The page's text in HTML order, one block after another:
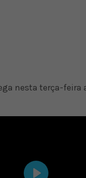
nesta terça-feira